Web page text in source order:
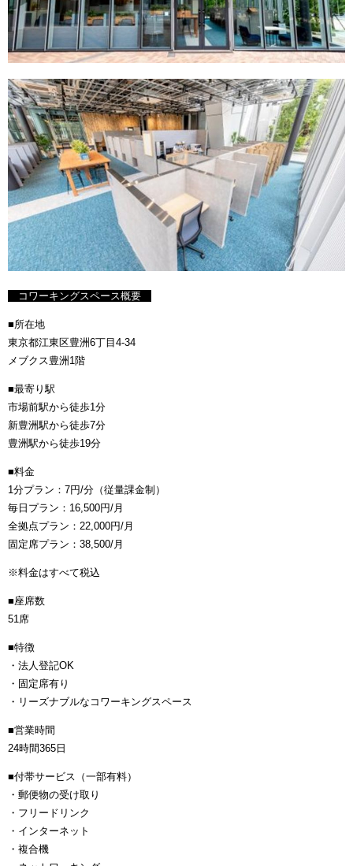
コワーキングスペース概要
■所在地
東京都江東区豊洲6丁目4-34
メブクス豊洲1階
■最寄り駅
市場前駅から徒歩1分
新豊洲駅から徒歩7分
豊洲駅から徒歩19分
■料金
1分プラン：7円/分（従量課金制）
毎日プラン：16,500円/月
全拠点プラン：22,000円/月
固定席プラン：38,500/月
※料金はすべて税込
■座席数
51席
■特徴
・法人登記OK
・固定席有り
・リーズナブルなコワーキングスペース
■営業時間
24時間365日
■付帯サービス（一部有料）
・郵便物の受け取り
・フリードリンク
・インターネット
・複合機